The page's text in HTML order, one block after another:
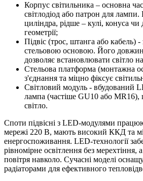
Корпус світильника – основна
світлодіод або патрон для
циліндра, рідше – кулі, конуса чи
геометрії;
Підвіс (трос, штанга або кабель) -
стельовою основою. Його
дозволяє встановлювати світло
Стельова платформа (монтажна
з'єднання та міцно фіксує
Світловий модуль - вбудований
лампа (частіше GU10 або MR16),
світло.
Споти підвісні з LED-модулями
мережі 220 В, мають високий ККД та
енергоспоживання. LED-технології
рівномірне освітлення без мерехтіння,
повітря навколо. Сучасні моделі
радіаторами для ефективного